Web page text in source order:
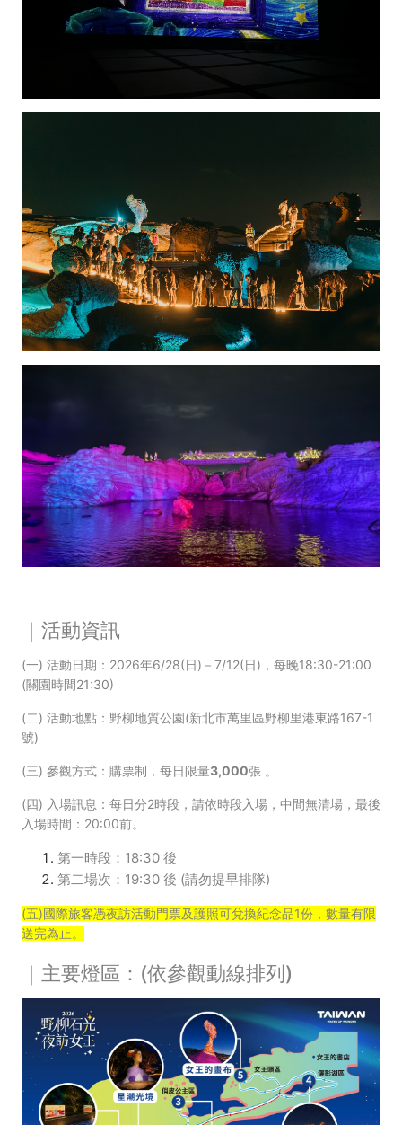
｜活動資訊
(一) 活動日期：2026年6/28(日)－7/12(日)，每晚18:30-21:00
(關園時間21:30)
(二) 活動地點：野柳地質公園(新北市萬里區野柳里港東路167-1
號)
(三) 參觀方式：購票制 ， 每日限量3,000張 。
(四) 入場訊息：每日分2時段，請依時段入場，中間無清場，最後
入場時間：20:00前。
第一時段：18:30 後
第二場次：19:30 後 (請勿提早排隊)
(五)國際旅客憑夜訪活動門票及護照可兌換紀念品1份，數量有限
送完為止。
｜主要燈區：(依參觀動線排列)